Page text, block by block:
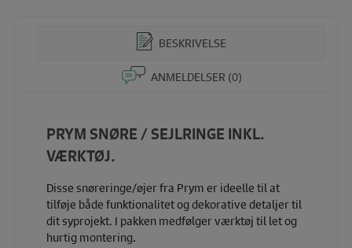
BESKRIVELSE
ANMELDELSER (0)
PRYM SNØRE / SEJLRINGE INKL.
VÆRKTØJ.
Disse snøreringe/øjer fra Prym er ideelle til at
tilføje både funktionalitet og dekorative detaljer til
dit syprojekt. I pakken medfølger værktøj til let og
hurtig montering.